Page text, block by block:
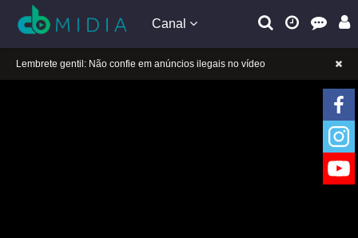
Canal
A tocar：Yeluoli 叶罗丽 – 9 ª temporada (Legendado)-22